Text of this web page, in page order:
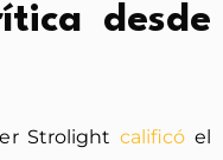
desde
Strolightcalificó el